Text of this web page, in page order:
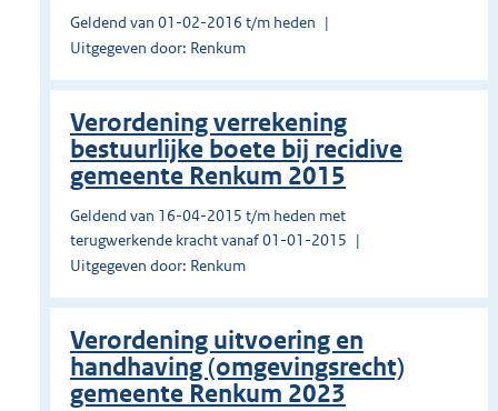
Geldend van 01-02-2016 t/m heden
Uitgegeven door: Renkum
Verordening verrekening
bestuurlijke boete bij recidive
gemeente Renkum 2015
Geldend van 16-04-2015 t/m heden met
terugwerkende kracht vanaf 01-01-2015
Uitgegeven door: Renkum
Verordening uitvoering en
handhaving (omgevingsrecht)
gemeente Renkum 2023